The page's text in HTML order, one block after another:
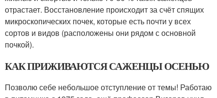
отрастает. Восстановление происходит за счёт спящих
микроскопических почек, которые есть почти у всех
сортов и видов (расположены они рядом с основной
почкой).
КАК ПРИЖИВАЮТСЯ САЖЕНЦЫ ОСЕНЬЮ
Позволю себе небольшое отступление от темы! Работаю